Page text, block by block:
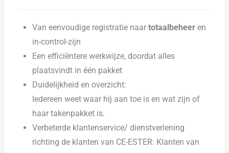
Van eenvoudige registratie naar totaalbeheeren
in-control-zijn
Een efficiëntere werkwijze, doordat alles
plaatsvindt in één pakket
Duidelijkheid en overzicht:
Iedereen weet waar hij aan toe is en wat zijn of
haar takenpakket is.
Verbeterde klantenservice/ dienstverlening
richting de klanten van CE-ESTER: Klanten van